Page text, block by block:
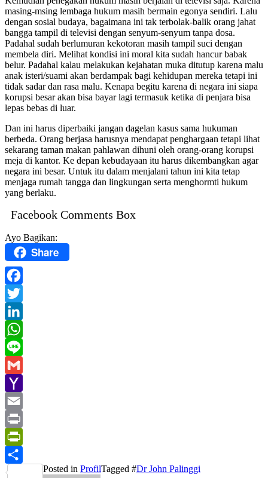
masing-msing lembaga hukum masih bermain egonya sendiri. Lalu
dengan sosial budaya, bagaimana ini tak terbolak-balik orang jahat
bangga tampil di televisi dengan senyum-senyum tanpa dosa.
Padahal sudah berlumuran kekotoran masih tampil suci dengan
membela diri. Melihat kondisi ini moral kita sudah hancur babak
belur. Padahal kalau melakukan kejahatan muka ditutup karena malu
anak isteri/suami akan berdampak bagi kehidupan mereka tetapi ini
tidak sadar dan rasa malu. Kenapa begitu karena di negara ini siapa
korupsi besar akan bisa bayar lagi termasuk ketika di penjara bisa
lepas bebas di luar.
Dan ini harus diperbaiki jangan dagelan kasus sama hukuman
berbeda. Orang berjasa harusnya mendapat penghargaan tetapi lihat
sekarang taman makan pahlawan dihuni oleh orang-orang korupsi
meja di kantor. Ke depan kebudayaan itu harus dikembangkan agar
negara ini besar. Untuk itu dalam menjalani tahun ini kita tetap
menjaga rumah tangga dan lingkungan serta menghormti hukum
yang berlaku.
Facebook Comments Box
Ayo Bagikan:
Share
Facebook
Twitter
LinkedIn
WhatsApp
Line
Gmail
Yahoo
Mail
Email
Print
PrintFriendly
Share
Posted in ProfilTagged #Dr John Palinggi